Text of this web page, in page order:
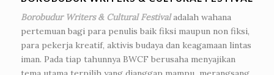
Borobudur Writers & Cultural Festivaladalah wahana
pertemuan bagi para penulis baik fiksi maupun non fiksi,
para pekerja kreatif, aktivis budaya dan keagamaan lintas
iman. Pada tiap tahunnya BWCF berusaha menyajikan